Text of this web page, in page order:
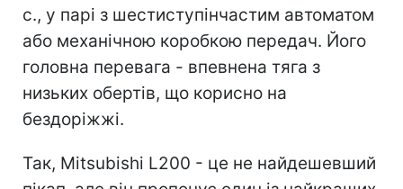
с., у парі з шестиступінчастим автоматом
або механічною коробкою передач. Його
головна перевага - впевнена тяга з
низьких обертів, що корисно на
бездоріжжі.
Так, Mitsubishi L200 - це не найдешевший